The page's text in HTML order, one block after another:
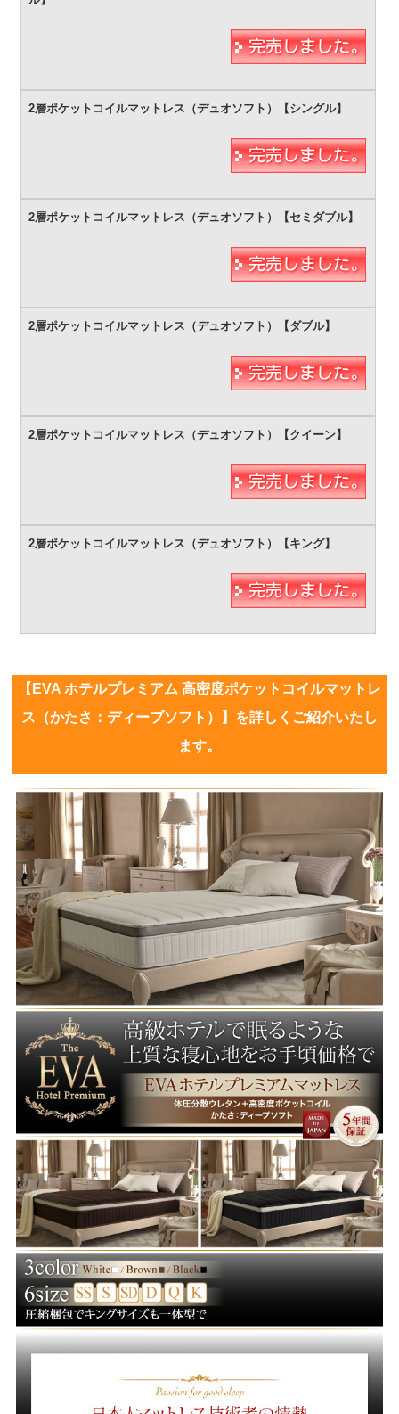
【EVA ホテルプレミアム 高密度ポケットコイルマットレ
ス（かたさ：ディープソフト）】を詳しくご紹介いたし
ます。